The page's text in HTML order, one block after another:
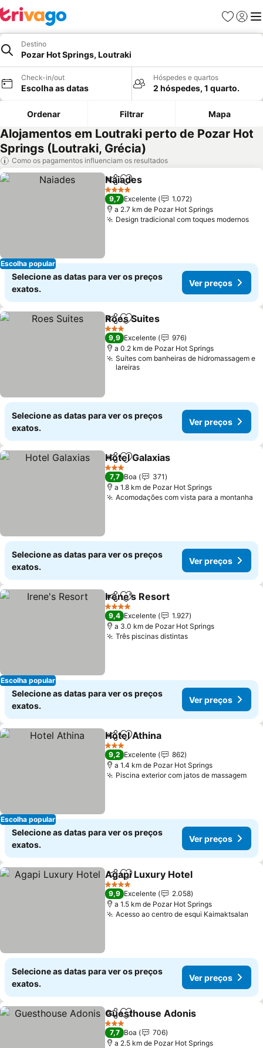
Favoritos
Iniciar
Destino
Pozar Hot Springs, Loutraki
Check-in/out
Escolha as datas
Hóspedes e quartos
2 hóspedes, 1 quarto.
Ordenar Filtrar Mapa
Alojamentos em Loutraki perto de Pozar Hot
Springs (Loutraki, Grécia)
Como os pagamentos influenciam os resultados
Escolha popular
PartilharAdicionar aos favoritos
Naiades
4 Estrelas
9,7 Excelente
1.072
a 2.7 km de Pozar Hot Springs
Design tradicional com toques modernos
Selecione as datas para ver os preços
exatos.
Ver preços
PartilharAdicionar aos favoritos
Roes Suites
3 Estrelas
9,9 Excelente
976
a 0.2 km de Pozar Hot Springs
Suítes com banheiras de hidromassagem e
lareiras
Selecione as datas para ver os preços
exatos.
Ver preços
PartilharAdicionar aos favoritos
Hotel Galaxias
3 Estrelas
7,7 Boa
371
a 1.8 km de Pozar Hot Springs
Acomodações com vista para a montanha
Selecione as datas para ver os preços
exatos.
Ver preços
Escolha popular
PartilharAdicionar aos favoritos
Irene's Resort
4 Estrelas
9,4 Excelente
1.927
a 3.0 km de Pozar Hot Springs
Três piscinas distintasVer preços
Selecione as datas para ver os preços
exatos.
Ver preços
Escolha popular
PartilharAdicionar aos favoritos
Hotel Athina
3 Estrelas
9,2 Excelente
862
a 1.4 km de Pozar Hot Springs
Piscina exterior com jatos de massagem
Selecione as datas para ver os preços
exatos.
Ver preços
PartilharAdicionar aos favoritos
Agapi Luxury Hotel
4 Estrelas
9,9 Excelente
2.058
a 1.5 km de Pozar Hot Springs
Acesso ao centro de esqui Kaimaktsalan
Selecione as datas para ver os preços
exatos.
Ver preços
PartilharAdicionar aos favoritos
Guesthouse Adonis
3 Estrelas
7,7 Boa
706
a 2.5 km de Pozar Hot Springs